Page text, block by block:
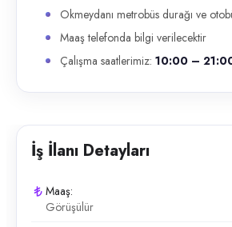
Okmeydanı metrobüs durağı ve
Maaş telefonda bilgi verilecektir
Çalışma saatlerimiz: 10:00 –
İş İlanı Detayları
Maaş:
Görüşülür